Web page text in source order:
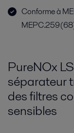
Conforme à
PureNOx
séparateur
des filtres
sensibles